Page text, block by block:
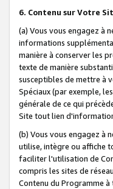
6. Contenu sur Votre
(a) Vous vous engagez à
informations
manière à conserver les
texte de manière
susceptibles de mettre à
Spéciaux (par exemple,
générale de ce qui
Site tout lien
(b) Vous vous engagez à
utilise, intègre ou affiche
faciliter l'utilisation de
compris les sites de
Contenu du Programme